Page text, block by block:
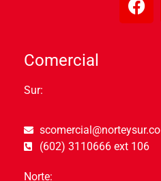
Comercial
Sur:
scomercial@norteysur.co
(602) 3110666 ext 106
Norte: